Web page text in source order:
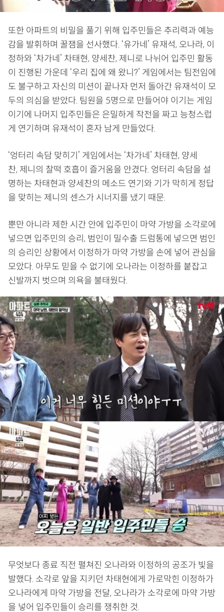
또한 아파트의 비밀을 풀기 위해 입주민들은 추리력과 예능
감을 발휘하며 꿀잼을 선사했다. ‘유가네’ 유재석, 오나라, 이
정하와 ‘차가네’ 차태현, 양세찬, 제니로 나뉘어 입주민 활동
이 진행된 가운데 ‘우리 집에 왜 왔니?’ 게임에서는 팀전임에
도 불구하고 자신의 미션이 끝나자 먼저 돌아간 유재석이 모
두의 의심을 받았다. 팀원을 5명으로 만들어야 이기는 게임
이기에 나머지 입주민들은 은밀하게 작전을 짜고 능청스럽
게 연기하며 유재석이 혼자 남게 만들었다.
‘엉터리 속담 맞히기’ 게임에서는 ‘차가네’ 차태현, 양세
찬, 제니의 찰떡 호흡이 즐거움을 안겼다. 엉터리 속담을 설
명하는 차태현과 양세찬의 메소드 연기와 기가 막히게 정답
을 맞히는 제니의 센스가 시너지를 냈기 때문.
뿐만 아니라 제한 시간 안에 입주민이 마약 가방을 소각로에
넣으면 입주민의 승리, 범인이 밀수출 드럼통에 넣으면 범인
의 승리인 상황에서 이정하가 마약 가방을 손에 넣어 관심을
모았다. 아무도 믿을 수 없기에 오나라는 이정하를 붙잡고
신발까지 벗으며 의욕을 불태웠다.
무엇보다 종료 직전 펼쳐진 오나라와 이정하의 공조가 빛을
발했다. 소각로 앞을 지키던 차태현에게 가로막힌 이정하가
오나라에게 마약 가방을 전달, 오나라가 소각로에 마약 가방
을 넣어 입주민들이 승리를 쟁취한 것.